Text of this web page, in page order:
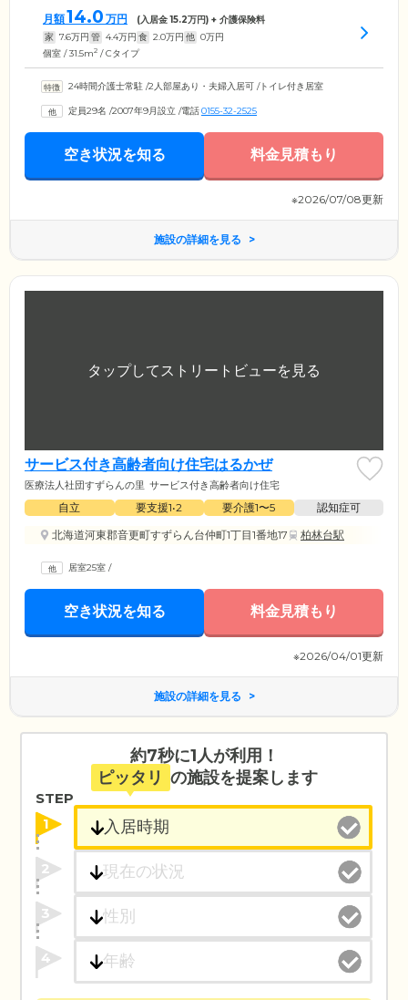
月額14.0 万円 (入居金15.2万円) + 介護保険料
家 7.6万円 管 4.4万円 食 2.0万円 他 0万円
個室 / 31.5m2 / Cタイプ
24時間介護士常駐 /2人部屋あり・夫婦入居可 /トイレ付き居室
定員29名 /2007年9月設立 /電話0155-32-2525
空き状況を知る 料金見積もり
※2026/07/08更新
施設の詳細を見る
サービス付き高齢者向け住宅はるかぜ
医療法人社団すずらんの里 サービス付き高齢者向け住宅
自立 要支援1•2 要介護1〜5
認知症可
北海道河東郡音更町すずらん台仲町1丁目1番地17
柏林台駅
居室25室 /
空き状況を知る 料金見積もり
※2026/04/01更新
施設の詳細を見る
約7秒に1人が利用！
ピッタリ の施設を提案します
STEP
1
2
3
4